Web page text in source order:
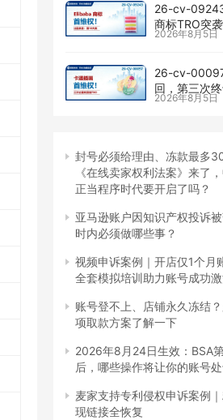
26-cv-
商标TRO突
卷持续升级
2026年8月5日
26-cv-
回，第三次
乎被遗忘的
2026年8月5日
封号必须给理由、冻款最多
《在线卖家权利法案》来了
正当程序时代要开启了吗？
亚马逊账户因知识产权投诉
时内必须做哪些事？
视频申诉案例｜开店仅1个月
全套模拟培训助力账号成功
账号登不上、店铺永久冻结
项取款方案了解一下
2026年8月24日生效：BSA
后，哪些操作将让你的账号
麦家支持专利侵权申诉案例
现链接全恢复